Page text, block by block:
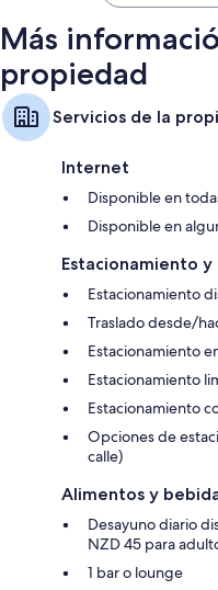
Más
propiedad
Servicios de la
Internet
Disponible en
Disponible en
Estacionamiento
Estacionamiento
Traslado desde/
Estacionamiento
Estacionamiento
Estacionamiento
Opciones de
calle)
Alimentos y
Desayuno diario
NZD 45 para
1 bar o lounge